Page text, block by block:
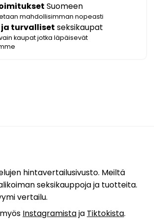
Suomeen
mahdollisimman nopeasti
turvalliset seksikaupat
kaupat jotka läpäisevät
hintavertailusivusto. Meiltä
seksikauppoja ja tuotteita.
vertailu.
Instagramistaja Tiktokista.